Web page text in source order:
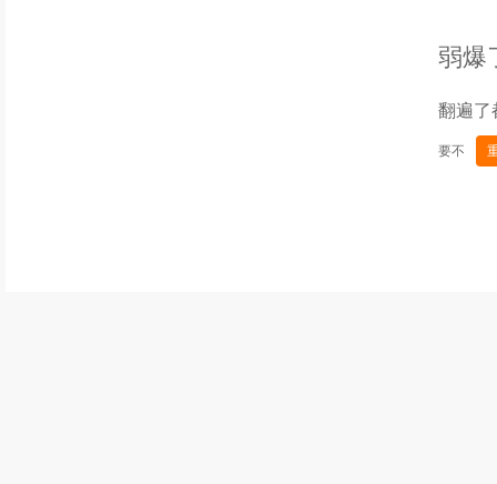
弱爆
翻遍了
要不